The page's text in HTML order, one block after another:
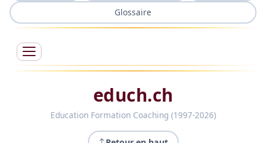
Glossaire
educh.ch
Education Formation Coaching (1997-2026)